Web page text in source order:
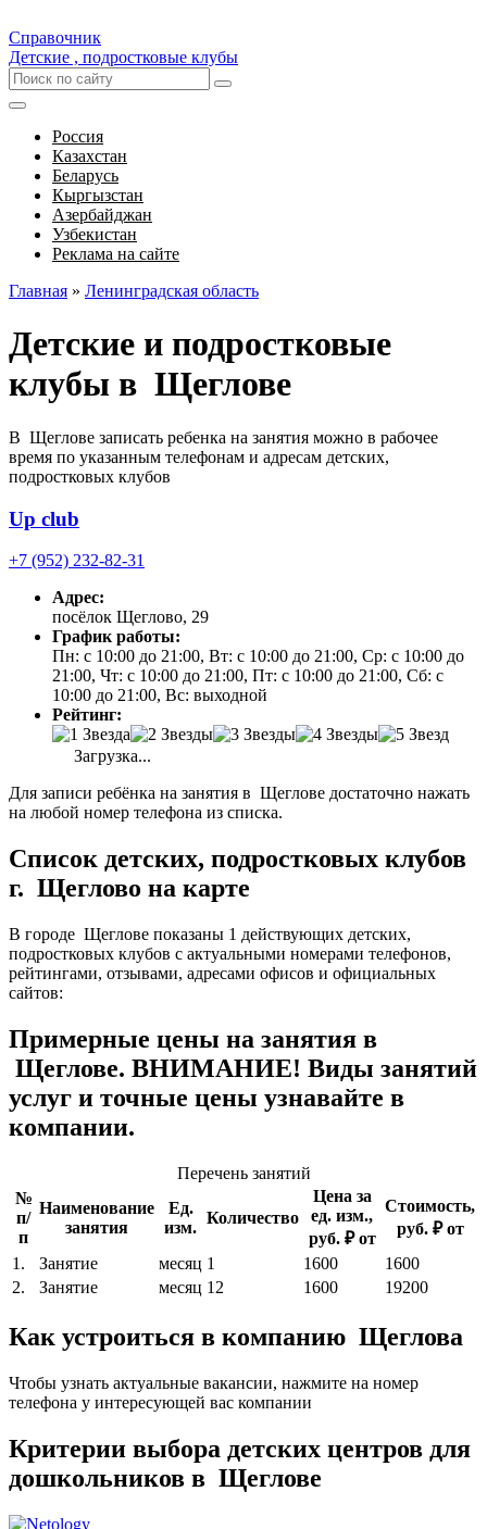
Справочник
Детские , подростковые клубы
Россия
Казахстан
Беларусь
Кыргызстан
Азербайджан
Узбекистан
Реклама на сайте
Главная » Ленинградская область
Детские и подростковые
клубы в Щеглове
В Щеглове записать ребенка на занятия можно в рабочее
время по указанным телефонам и адресам детских,
подростковых клубов
Up club
+7 (952) 232-82-31
Адрес:
посёлок Щеглово, 29
График работы:
Пн: с 10:00 до 21:00, Вт: с 10:00 до 21:00, Ср: с 10:00 до
21:00, Чт: с 10:00 до 21:00, Пт: с 10:00 до 21:00, Сб: с
10:00 до 21:00, Вс: выходной
Рейтинг:
Загрузка...
Для записи ребёнка на занятия в Щеглове достаточно нажать
на любой номер телефона из списка.
Список детских, подростковых клубов
г. Щеглово на карте
В городе Щеглове показаны 1 действующих детских,
подростковых клубов с актуальными номерами телефонов,
рейтингами, отзывами, адресами офисов и официальных
сайтов:
Примерные цены на занятия в
Щеглове. ВНИМАНИЕ! Виды занятий
услуг и точные цены узнавайте в
компании.
Перечень занятий
№
п/
п
Наименование
занятия
Ед.
изм.
Количество
Цена за
ед. изм.,
руб. ₽ от
Стоимость,
руб. ₽ от
1.
Занятие месяц 1 1600
1600
2.
Занятие месяц 12 1600 19200
Как устроиться в компанию Щеглова
Чтобы узнать актуальные вакансии, нажмите на номер
телефона у интересующей вас компании
Критерии выбора детских центров для
дошкольников в Щеглове